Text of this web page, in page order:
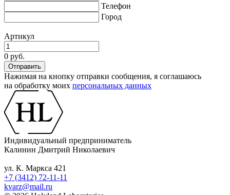
Телефон
Город
Артикул
0 руб.
Нажимая на кнопку отправки сообщения, я соглашаюсь
на обработку моих персональных данных
Индивидуальный предприниматель
Калинин Дмитрий Николаевич
ул. К. Маркса 421
+7 (3412) 72-11-11
kvarz@mail.ru